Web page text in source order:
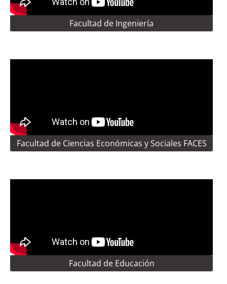
Facultad de Ingeniería
Facultad de Ciencias Económicas y Sociales FACES
Facultad de Educación